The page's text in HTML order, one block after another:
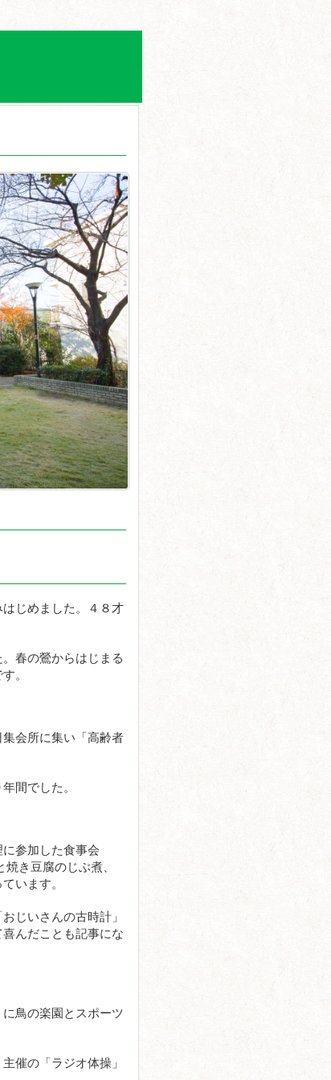
じめました。４８才
春の鶯からはじまる
。
会所に集い「高齢者
間でした。
参加した食事会
き豆腐のじぶ煮、
います。
じいさんの古時計」
んだことも記事にな
鳥の楽園とスポーツ
催の「ラジオ体操」